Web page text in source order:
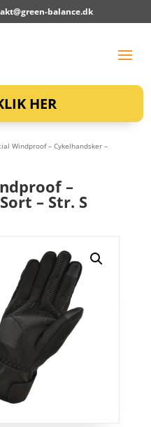
balance.dk
HER
Windproof – Cykelhandsker –
–
– Str. S